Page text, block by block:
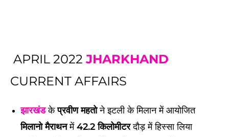
APRIL 2022JHARKHAND
CURRENT AFFAIRS
झारखंडकेप्रवीण महतोने इटली के मिलान में आयोजित
मिलानो मैराथनमें42.2 किलोमीटरदौड़ में हिस्सा लिया